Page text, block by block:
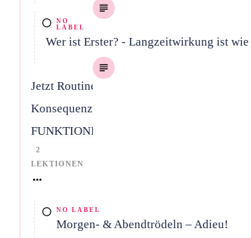
NO
LABEL
Wer ist Erster? - Langzeitwirkung ist wie
Jetzt Routinen &
Konsequenzen, die
FUNKTIONIEREN!
2
LEKTIONEN
NO LABEL
Morgen- & Abendtrödeln – Adieu!